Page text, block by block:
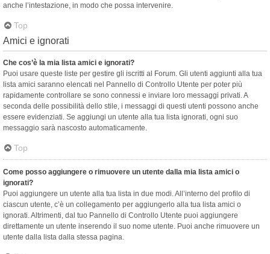
anche l’intestazione, in modo che possa intervenire.
Top
Amici e ignorati
Che cos’è la mia lista amici e ignorati?
Puoi usare queste liste per gestire gli iscritti al Forum. Gli utenti aggiunti alla tua
lista amici saranno elencati nel Pannello di Controllo Utente per poter più
rapidamente controllare se sono connessi e inviare loro messaggi privati. A
seconda delle possibilità dello stile, i messaggi di questi utenti possono anche
essere evidenziati. Se aggiungi un utente alla tua lista ignorati, ogni suo
messaggio sarà nascosto automaticamente.
Top
Come posso aggiungere o rimuovere un utente dalla mia lista amici o
ignorati?
Puoi aggiungere un utente alla tua lista in due modi. All’interno del profilo di
ciascun utente, c’è un collegamento per aggiungerlo alla tua lista amici o
ignorati. Altrimenti, dal tuo Pannello di Controllo Utente puoi aggiungere
direttamente un utente inserendo il suo nome utente. Puoi anche rimuovere un
utente dalla lista dalla stessa pagina.